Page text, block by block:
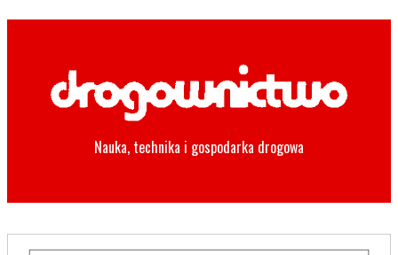
Nauka, technika i gospodarka drogowa